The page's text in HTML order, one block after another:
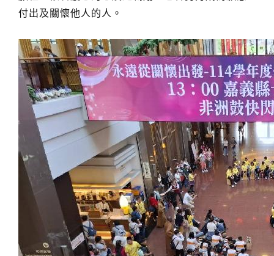
付出及關懷他人的人。